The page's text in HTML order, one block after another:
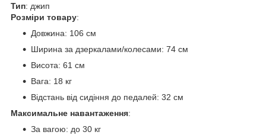
Тип: джип
Розміри товару:
Довжина: 106 см
Ширина за дзеркалами/колесами: 74 см
Висота: 61 см
Вага: 18 кг
Відстань від сидіння до педалей: 32 см
Максимальне навантаження:
За вагою: до 30 кг